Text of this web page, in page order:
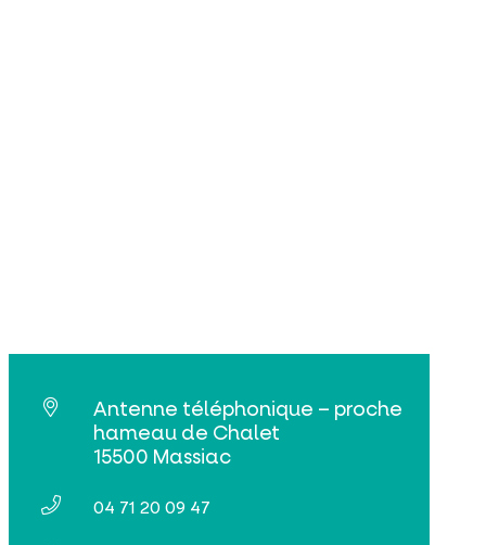
Antenne téléphonique – proche
hameau de Chalet
15500 Massiac
04 71 20 09 47